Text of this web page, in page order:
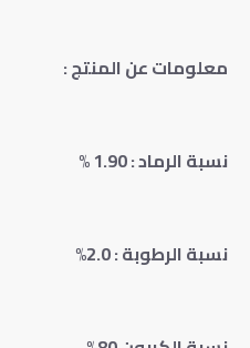
معلومات عن المنتج :
نسبة الرماد : 1.90 %
نسبة الرطوبة : 2.0%